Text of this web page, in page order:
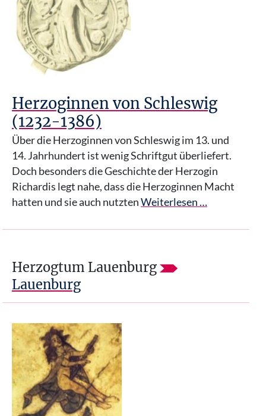
Herzoginnen von Schleswig
(1232-1386)
Über die Herzoginnen von Schleswig im 13. und
14. Jahrhundert ist wenig Schriftgut überliefert.
Doch besonders die Geschichte der Herzogin
Richardis legt nahe, dass die Herzoginnen Macht
hatten und sie auch nutztenWeiterlesen …
Herzogtum Lauenburg
Lauenburg